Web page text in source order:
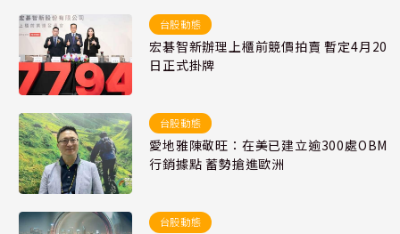
台股動態
宏碁智新辦理上櫃前競價拍賣 暫定4月20
日正式掛牌
台股動態
愛地雅陳敬旺：在美已建立逾300處OBM
行銷據點 蓄勢搶進歐洲
台股動態